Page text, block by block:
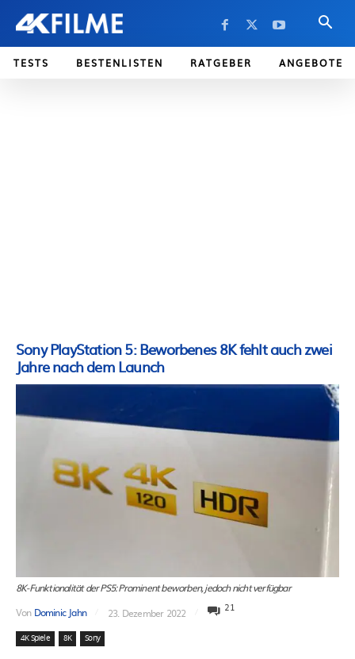
TESTS BESTENLISTEN RATGEBER ANGEBOTE
Sony PlayStation 5: Beworbenes 8K fehlt auch zwei
Jahre nach dem Launch
8K-Funktionalität der PS5: Prominent beworben, jedoch nicht verfügbar
Von Dominic Jahn 23. Dezember 2022 21
4K Spiele 8K Sony